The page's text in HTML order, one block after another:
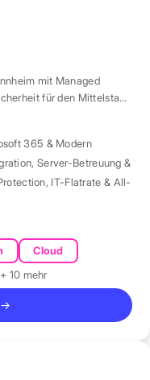
mit Managed
für den Mittelstand
365 & Modern
, Server-Betreuung &
, IT-Flatrate & All-
Cloud
+ 10 mehr
→